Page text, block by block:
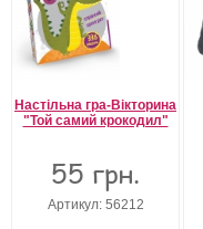
Настільна гра-Вікторина
"Той самий крокодил"
55 грн.
Артикул: 56212